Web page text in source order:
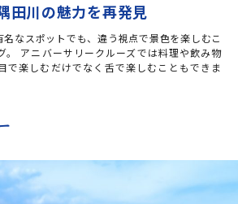
田川の魅力を再発見
なスポットでも、違う視点で景色を楽しむこ
。 アニバーサリークルーズでは料理や飲み物
で楽しむだけでなく舌で楽しむこともできま